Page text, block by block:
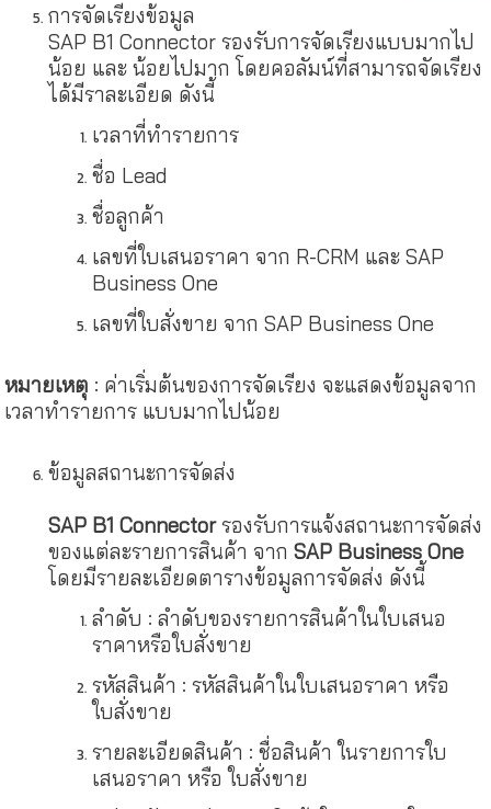
การจัดเรียงข้อมูล
SAP B1 Connector รองรับการจัดเรียงแบบมากไป
น้อย และ น้อยไปมาก โดยคอลัมน์ที่สามารถจัดเรียง
ได้มีราละเอียด ดังนี้
เวลาที่ทำรายการ
ชื่อ Lead
ชื่อลูกค้า
เลขที่ใบเสนอราคา จาก R-CRM และ SAP
Business One
เลขที่ใบสั่งขาย จาก SAP Business One
หมายเหตุ : ค่าเริ่มต้นของการจัดเรียง จะแสดงข้อมูลจาก
เวลาทำรายการ แบบมากไปน้อย
ข้อมูลสถานะการจัดส่ง
SAP B1 Connectorรองรับการแจ้งสถานะการจัดส่ง
ของแต่ละรายการสินค้า จากSAP Business One
โดยมีรายละเอียดตารางข้อมูลการจัดส่ง ดังนี้
ลำดับ : ลำดับของรายการสินค้าในใบเสนอ
ราคาหรือใบสั่งขาย
รหัสสินค้า : รหัสสินค้าในใบเสนอราคา หรือ
ใบสั่งขาย
รายละเอียดสินค้า : ชื่อสินค้า ในรายการใบ
เสนอราคา หรือ ใบสั่งขาย